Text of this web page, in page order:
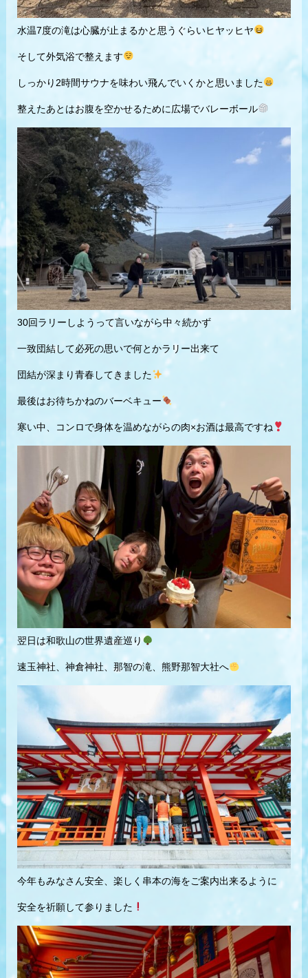
水温7度の滝は心臓が止まるかと思うぐらいヒヤッヒヤ
そして外気浴で整えます
しっかり2時間サウナを味わい飛んでいくかと思いました
整えたあとはお腹を空かせるために広場でバレーボール
30回ラリーしようって言いながら中々続かず
一致団結して必死の思いで何とかラリー出来て
団結が深まり青春してきました
最後はお待ちかねのバーベキュー
寒い中、コンロで身体を温めながらの肉×お酒は最高ですね
翌日は和歌山の世界遺産巡り
速玉神社、神倉神社、那智の滝、熊野那智大社へ
今年もみなさん安全、楽しく串本の海をご案内出来るように
安全を祈願して参りました